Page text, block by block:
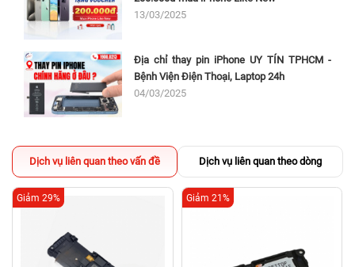
13/03/2025
Địa chỉ thay pin iPhone UY TÍN TPHCM -
Bệnh Viện Điện Thoại, Laptop 24h
04/03/2025
Dịch vụ liên quan theo vấn đề Dịch vụ liên quan theo dòng
Giảm 29% Giảm 21%